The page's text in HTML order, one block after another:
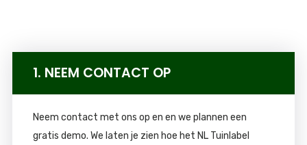
1. NEEM CONTACT OP
Neem contact met ons op en en we plannen een
gratis demo. We laten je zien hoe het NL Tuinlabel